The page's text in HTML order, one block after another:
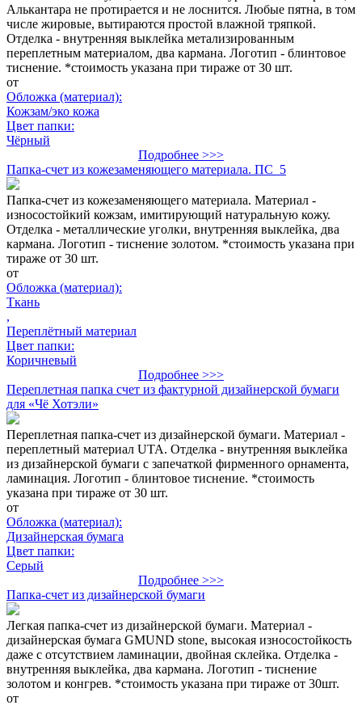
Алькантара не протирается и не лоснится. Любые пятна, в том
числе жировые, вытираются простой влажной тряпкой.
Отделка - внутренняя выклейка метализированным
переплетным материалом, два кармана. Логотип - блинтовое
тиснение. *стоимость указана при тираже от 30 шт.
от
Обложка (материал):
Кожзам/эко кожа
Цвет папки:
Чёрный
Подробнее >>>
Папка-счет из кожезаменяющего материала. ПС_5
Папка-счет из кожезаменяющего материала. Материал -
износостойкий кожзам, имитирующий натуральную кожу.
Отделка - металлические уголки, внутренняя выклейка, два
кармана. Логотип - тиснение золотом. *стоимость указана при
тираже от 30 шт.
от
Обложка (материал):
Ткань
,
Переплётный материал
Цвет папки:
Коричневый
Подробнее >>>
Переплетная папка счет из фактурной дизайнерской бумаги
для «Чё Хотэли»
Переплетная папка-счет из дизайнерской бумаги. Материал -
переплетный материал UTA. Отделка - внутренняя выклейка
из дизайнерской бумаги с запечаткой фирменного орнамента,
ламинация. Логотип - блинтовое тиснение. *стоимость
указана при тираже от 30 шт.
от
Обложка (материал):
Дизайнерская бумага
Цвет папки:
Серый
Подробнее >>>
Папка-счет из дизайнерской бумаги
Легкая папка-счет из дизайнерской бумаги. Материал -
дизайнерская бумага GMUND stone, высокая износостойкость
даже с отсутствием ламинации, двойная склейка. Отделка -
внутренняя выклейка, два кармана. Логотип - тиснение
золотом и конгрев. *стоимость указана при тираже от 30шт.
от